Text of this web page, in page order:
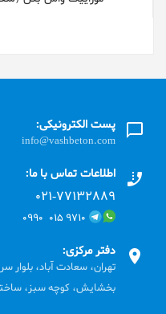
پست الکترونیکی:
info@vashbeton.com
اطلاعات تماس با ما:
۰۲۱-۷۷۱٣۲۸۸۹
۹۷۱۰ ۰۱۵ ۰۹۹۰
دفتر مرکزی:
تهران، سعادت آباد، بلوار
بخشایش، کوچه سبز،